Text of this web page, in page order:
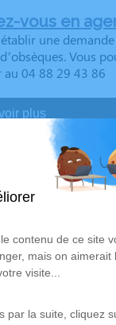
vous en
une
Vous
au 04 88 29 43 86
plus
Père &
la mémoire
ses volontés, de